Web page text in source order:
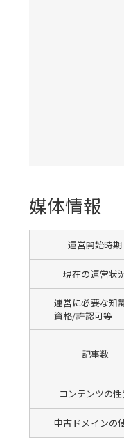
媒体情報
運営開始時期
現在の運営状
運営に必要な知
資格/許認可等
記事数
コンテンツの
中古ドメインの